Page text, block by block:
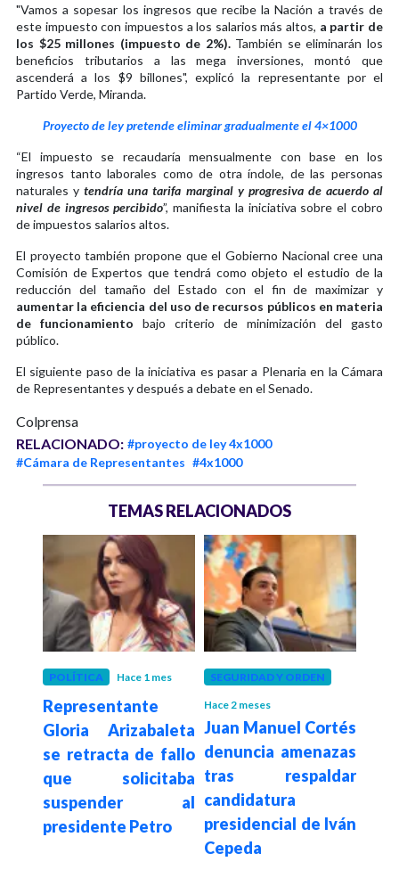
"Vamos a sopesar los ingresos que recibe la Nación a través de
este impuesto con impuestos a los salarios más altos, a partir de
los $25 millones (impuesto de 2%).También se eliminarán los
beneficios tributarios a las mega inversiones, montó que
ascenderá a los $9 billones", explicó la representante por el
Partido Verde, Miranda.
Proyecto de ley pretende eliminar gradualmente el 4×1000
“El impuesto se recaudaría mensualmente con base en los
ingresos tanto laborales como de otra índole, de las personas
naturales ytendría una tarifa marginal y progresiva de acuerdo al
nivel de ingresos percibido”, manifiesta la iniciativa sobre el cobro
de impuestos salarios altos.
El proyecto también propone que el Gobierno Nacional cree una
Comisión de Expertos que tendrá como objeto el estudio de la
reducción del tamaño del Estado con el fin de maximizar y
aumentar la eficiencia del uso de recursos públicos en materia
de funcionamiento bajo criterio de minimización del gasto
público.
El siguiente paso de la iniciativa es pasar a Plenaria en la Cámara
de Representantes y después a debate en el Senado.
Colprensa
RELACIONADO: #proyecto de ley 4x1000
#Cámara de Representantes #4x1000
TEMAS RELACIONADOS
POLÍTICA Hace 1 mes
Representante
Gloria Arizabaleta
se retracta de fallo
que solicitaba
suspender al
presidente Petro
SEGURIDAD Y ORDEN
Hace 2 meses
Juan Manuel Cortés
denuncia amenazas
tras respaldar
candidatura
presidencial de Iván
Cepeda